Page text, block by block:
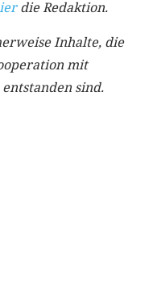
die Redaktion.
Inhalte, die
mit
sind.